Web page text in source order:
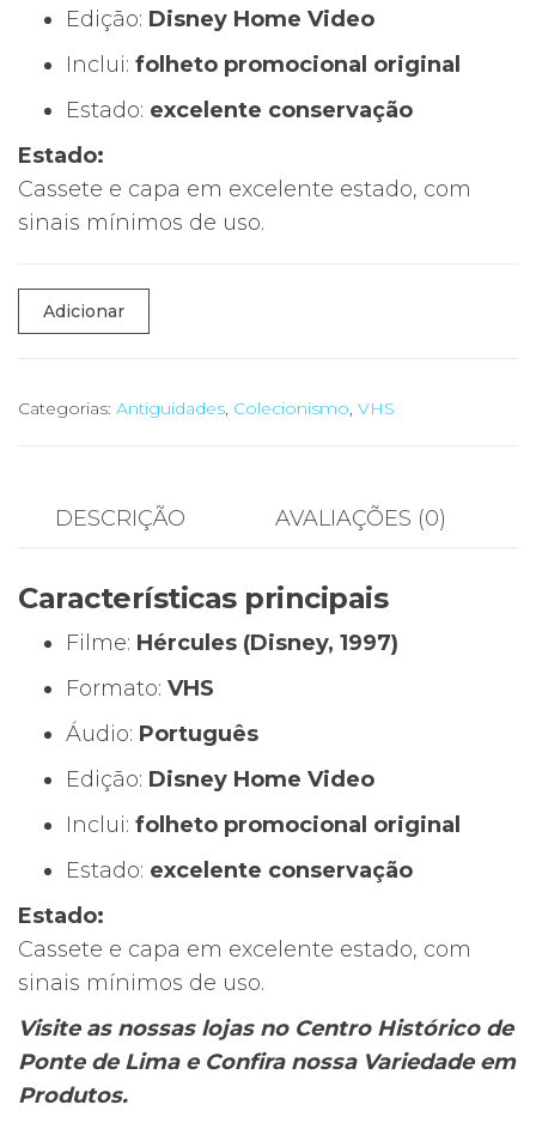
Edição: Disney Home Video
Inclui: folheto promocional original
Estado: excelente conservação
Estado:
Cassete e capa em excelente estado, com
sinais mínimos de uso.
Quantidade
de
VHS
(1997)
Adicionar
Categorias: Antiguidades, Colecionismo, VHS
DESCRIÇÃO AVALIAÇÕES (0)
Características principais
Filme: Hércules (Disney, 1997)
Formato: VHS
Áudio: Português
Edição: Disney Home Video
Inclui: folheto promocional original
Estado: excelente conservação
Estado:
Cassete e capa em excelente estado, com
sinais mínimos de uso.
Visite as nossas lojas no Centro Histórico de
Ponte de Lima e Confira nossa Variedade em
Produtos.